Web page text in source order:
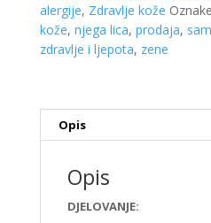
alergije, Zdravlje kože Oznake
kože, njega lica, prodaja,
zdravlje i ljepota, zene
Opis
Opis
DJELOVANJE: